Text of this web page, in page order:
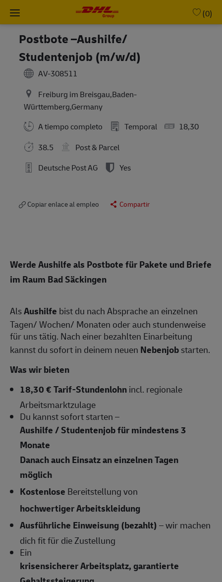
Skip to main content
(0)
Postbote –Aushilfe/
Studentenjob (m/w/d)
AV-308511
Freiburg im Breisgau,Baden-
Württemberg,Germany
A tiempo completo
Temporal
18,30
38.5
Post & Parcel
Deutsche Post AG
Yes
Copiar enlace al empleo Compartir
Werde Aushilfe als Postbote für Pakete und Briefe
im Raum Bad Säckingen
AlsAushilfe bist du nach Absprache an einzelnen
Tagen/ Wochen/ Monaten oder auch stundenweise
für uns tätig. Nach einer bezahlten Einarbeitung
kannst du sofort in deinem neuen Nebenjobstarten.
Was wir bieten
18,30 € Tarif-Stundenlohnincl. regionale
Arbeitsmarktzulage
Du kannst sofort starten –
Aushilfe / Studentenjob für mindestens 3
Monate
Danach auch Einsatz an einzelnen Tagen
möglich
Kostenlose Bereitstellung von
hochwertiger Arbeitskleidung
Ausführliche Einweisung (bezahlt)– wir machen
dich fit für die Zustellung
Ein
krisensicherer Arbeitsplatz, garantierte